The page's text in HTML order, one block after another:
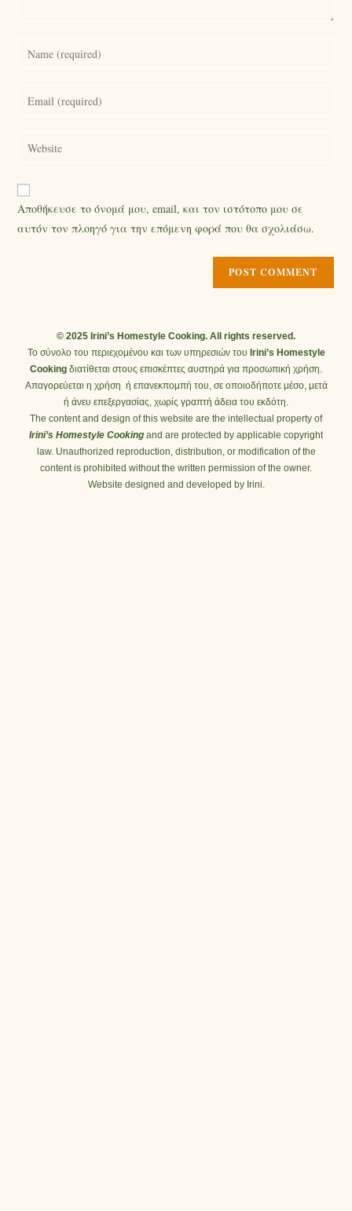
Αποθήκευσε το όνομά μου, email, και τον ιστότοπο μου σε
αυτόν τον πλοηγό για την επόμενη φορά που θα σχολιάσω.
© 2025 Irini’s Homestyle Cooking. All rights reserved.
Το σύνολο του περιεχομένου και των υπηρεσιών του Irini’s Homestyle
Cooking διατίθεται στους επισκέπτες αυστηρά για προσωπική χρήση.
Απαγορεύεται η χρήση ή επανεκπομπή του, σε οποιοδήποτε μέσο, μετά
ή άνευ επεξεργασίας, χωρίς γραπτή άδεια του εκδότη.
The content and design of this website are the intellectual property of
Irini’s Homestyle Cooking and are protected by applicable copyright
law. Unauthorized reproduction, distribution, or modification of the
content is prohibited without the written permission of the owner.
Website designed and developed by Irini.